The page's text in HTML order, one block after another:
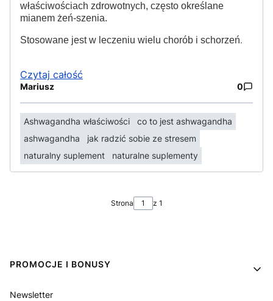
właściwościach zdrowotnych, często określane
mianem żeń-szenia.
Stosowane jest w leczeniu wielu chorób i schorzeń.
Czytaj całość
Mariusz 0
Ashwagandha właściwości
co to jest ashwagandha
ashwagandha
jak radzić sobie ze stresem
naturalny suplement
naturalne suplementy
Strona z 1
Linki w stopce
PROMOCJE I BONUSY
Newsletter